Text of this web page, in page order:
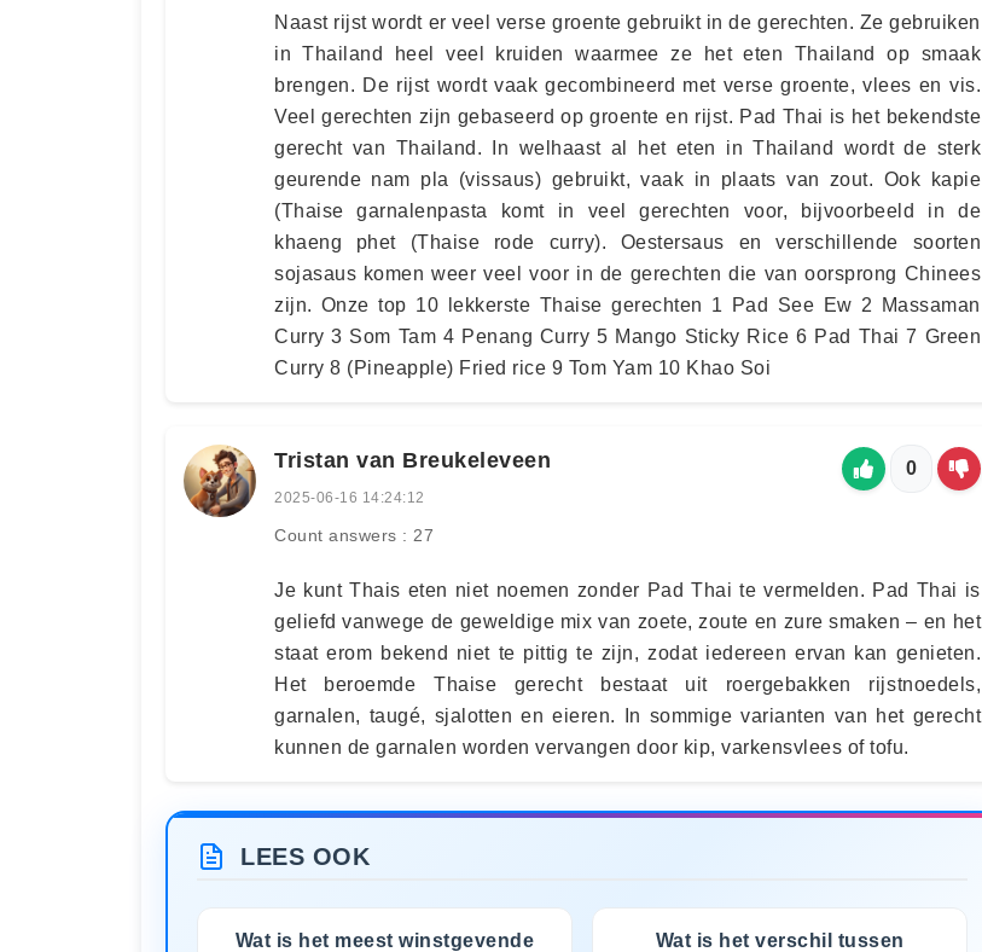
Naast rijst wordt er veel verse groente gebruikt in de gerechten. Ze gebruiken
in Thailand heel veel kruiden waarmee ze het eten Thailand op smaak
brengen. De rijst wordt vaak gecombineerd met verse groente, vlees en vis.
Veel gerechten zijn gebaseerd op groente en rijst. Pad Thai is het bekendste
gerecht van Thailand. In welhaast al het eten in Thailand wordt de sterk
geurende nam pla (vissaus) gebruikt, vaak in plaats van zout. Ook kapie
(Thaise garnalenpasta komt in veel gerechten voor, bijvoorbeeld in de
khaeng phet (Thaise rode curry). Oestersaus en verschillende soorten
sojasaus komen weer veel voor in de gerechten die van oorsprong Chinees
zijn. Onze top 10 lekkerste Thaise gerechten 1 Pad See Ew 2 Massaman
Curry 3 Som Tam 4 Penang Curry 5 Mango Sticky Rice 6 Pad Thai 7 Green
Curry 8 (Pineapple) Fried rice 9 Tom Yam 10 Khao Soi
Tristan van Breukeleveen
2025-06-16 14:24:12
Count answers : 27
0
Je kunt Thais eten niet noemen zonder Pad Thai te vermelden. Pad Thai is
geliefd vanwege de geweldige mix van zoete, zoute en zure smaken – en het
staat erom bekend niet te pittig te zijn, zodat iedereen ervan kan genieten.
Het beroemde Thaise gerecht bestaat uit roergebakken rijstnoedels,
garnalen, taugé, sjalotten en eieren. In sommige varianten van het gerecht
kunnen de garnalen worden vervangen door kip, varkensvlees of tofu.
LEES OOK
Wat is het meest winstgevende
Wat is het verschil tussen